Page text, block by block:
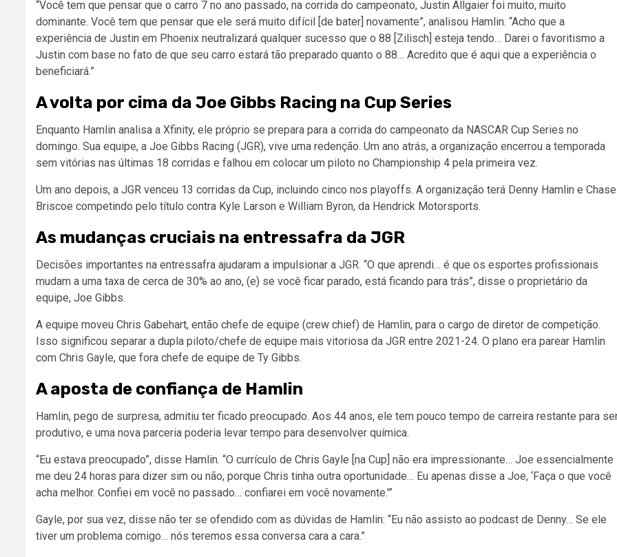
“Você tem que pensar que o carro 7 no ano passado, na corrida do campeonato, Justin Allgaier foi muito, muito
dominante. Você tem que pensar que ele será muito difícil [de bater] novamente”, analisou Hamlin. “Acho que a
experiência de Justin em Phoenix neutralizará qualquer sucesso que o 88 [Zilisch] esteja tendo… Darei o favoritismo a
Justin com base no fato de que seu carro estará tão preparado quanto o 88… Acredito que é aqui que a experiência o
beneficiará.”
A volta por cima da Joe Gibbs Racing na Cup Series
Enquanto Hamlin analisa a Xfinity, ele próprio se prepara para a corrida do campeonato da NASCAR Cup Series no
domingo. Sua equipe, a Joe Gibbs Racing (JGR), vive uma redenção. Um ano atrás, a organização encerrou a temporada
sem vitórias nas últimas 18 corridas e falhou em colocar um piloto no Championship 4 pela primeira vez.
Um ano depois, a JGR venceu 13 corridas da Cup, incluindo cinco nos playoffs. A organização terá Denny Hamlin e Chase
Briscoe competindo pelo título contra Kyle Larson e William Byron, da Hendrick Motorsports.
As mudanças cruciais na entressafra da JGR
Decisões importantes na entressafra ajudaram a impulsionar a JGR. “O que aprendi… é que os esportes profissionais
mudam a uma taxa de cerca de 30% ao ano, (e) se você ficar parado, está ficando para trás”, disse o proprietário da
equipe, Joe Gibbs.
A equipe moveu Chris Gabehart, então chefe de equipe (crew chief) de Hamlin, para o cargo de diretor de competição.
Isso significou separar a dupla piloto/chefe de equipe mais vitoriosa da JGR entre 2021-24. O plano era parear Hamlin
com Chris Gayle, que fora chefe de equipe de Ty Gibbs.
A aposta de confiança de Hamlin
Hamlin, pego de surpresa, admitiu ter ficado preocupado. Aos 44 anos, ele tem pouco tempo de carreira restante para
produtivo, e uma nova parceria poderia levar tempo para desenvolver química.
“Eu estava preocupado”, disse Hamlin. “O currículo de Chris Gayle [na Cup] não era impressionante… Joe essencialmente
me deu 24 horas para dizer sim ou não, porque Chris tinha outra oportunidade… Eu apenas disse a Joe, ‘Faça o que você
acha melhor. Confiei em você no passado… confiarei em você novamente.'”
Gayle, por sua vez, disse não ter se ofendido com as dúvidas de Hamlin: “Eu não assisto ao podcast de Denny… Se ele
tiver um problema comigo… nós teremos essa conversa cara a cara.”